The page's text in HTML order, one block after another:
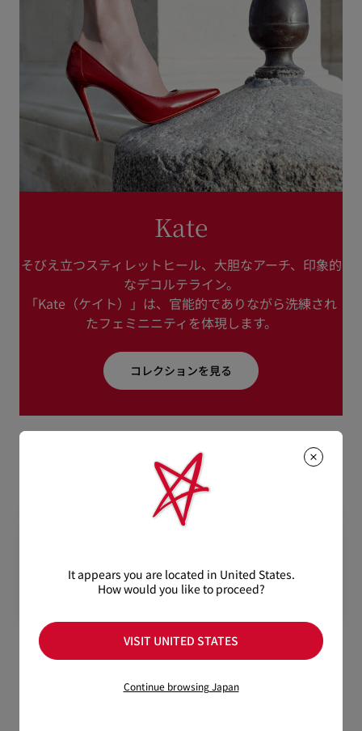
Kate
そびえ立つスティレットヒール、大胆なアーチ、印象的
なデコルテライン。
「Kate（ケイト）」は、官能的でありながら洗練され
たフェミニニティを体現します。
コレクションを見る
85 mm パンプス - ナッパレザー -
85 mm パンプス - ナッパレザー -
It appears you are located in United States.
How would you like to proceed?
VISIT UNITED STATES
Continue browsing Japan